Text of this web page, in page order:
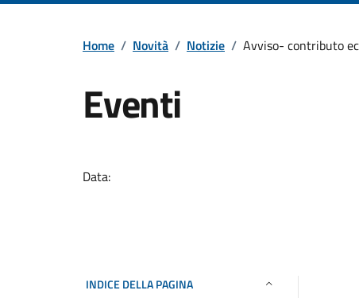
Home / Novità / Notizie / Avviso- contributo
Eventi
Data:
INDICE DELLA PAGINA